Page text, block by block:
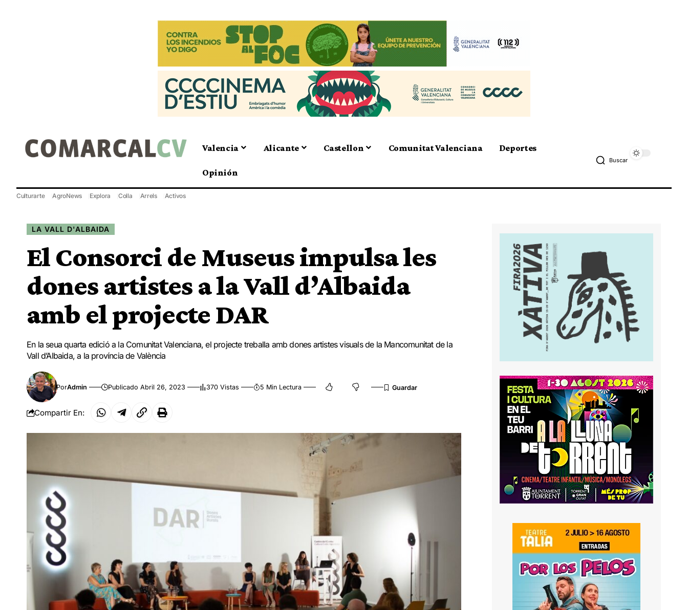
Valencia Alicante Castellon Comunitat Valenciana Deportes
Opinión
Buscar
Culturarte AgroNews Explora Colla Arrels Activos
LA VALL D'ALBAIDA
El Consorci de Museus impulsa les
dones artistes a la Vall d’Albaida
amb el projecte DAR
En la seua quarta edició a la Comunitat Valenciana, el projecte treballa amb dones artistes visuals de la Mancomunitat de la
Vall d’Albaida, a la província de València
PorAdmin Publicado Abril 26, 2023 370 Vistas 5 Min Lectura
Compartir En: